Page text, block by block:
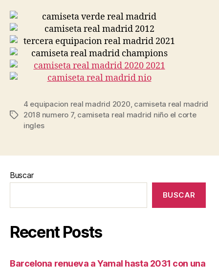
Etiquetas
4 equipacion real madrid 2020, camiseta real madrid
2018 numero 7, camiseta real madrid niño el corte
ingles
Buscar
BUSCAR
Recent Posts
Barcelona renueva a Yamal hasta 2031 con una